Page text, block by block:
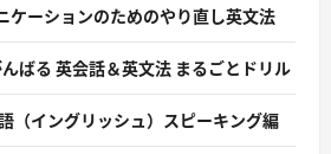
ケーションのためのやり直し英文法
んばる 英会話＆英文法 まるごとドリル
（イングリッシュ）スピーキング編